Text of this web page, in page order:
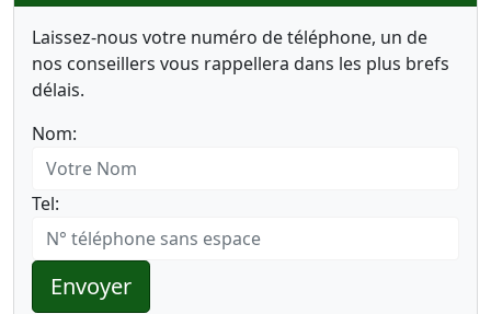
Laissez-nous votre numéro de téléphone, un de
nos conseillers vous rappellera dans les plus brefs
délais.
Nom:
Tel:
Envoyer